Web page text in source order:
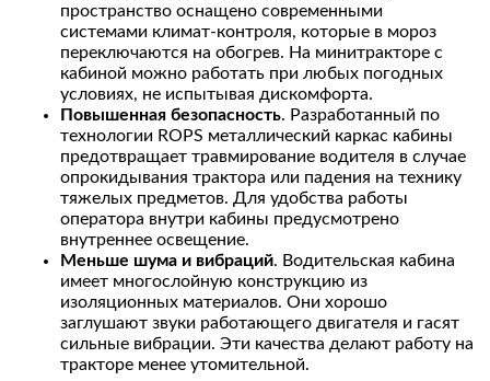
пространство оснащено современными
системами климат-контроля, которые в мороз
переключаются на обогрев. На минитракторе с
кабиной можно работать при любых погодных
условиях, не испытывая дискомфорта.
Повышенная безопасность. Разработанный по
технологии ROPS металлический каркас кабины
предотвращает травмирование водителя в случае
опрокидывания трактора или падения на технику
тяжелых предметов. Для удобства работы
оператора внутри кабины предусмотрено
внутреннее освещение.
Меньше шума и вибраций. Водительская кабина
имеет многослойную конструкцию из
изоляционных материалов. Они хорошо
заглушают звуки работающего двигателя и гасят
сильные вибрации. Эти качества делают работу на
тракторе менее утомительной.